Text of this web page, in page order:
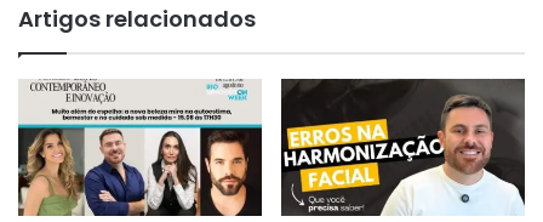
Artigos relacionados